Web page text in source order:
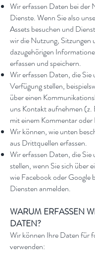
Wir erfassen Daten bei der
Dienste. Wenn Sie also
Assets besuchen und
wir die Nutzung, Sitzungen
dazugehörigen
erfassen und speichern.
Wir erfassen Daten, die Sie
Verfügung stellen,
über einen
uns Kontakt aufnehmen
mit einem Kommentar oder
Wir können, wie unten
aus Drittquellen erfassen.
Wir erfassen Daten, die Sie
stellen, wenn Sie sich über
wie Facebook oder Google
Diensten anmelden.
WARUM ERFASSEN
DATEN?
Wir können Ihre Daten für
verwenden: